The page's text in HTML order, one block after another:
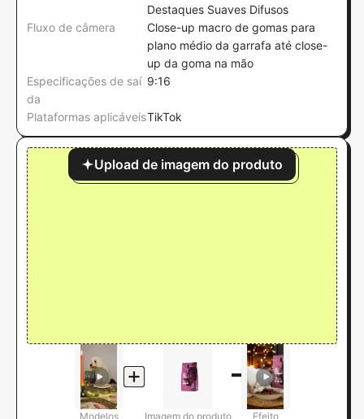
Destaques Suaves Difusos
Fluxo de câmera
Close-up macro de gomas para
plano médio da garrafa até close-
up da goma na mão
Especificações de saí
da
9:16
Plataformas aplicáveisTikTok
Upload de imagem do produto
Modelos Imagem do produto Efeito